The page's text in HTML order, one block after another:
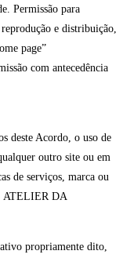
Permissão para
e distribuição,
page”
com antecedência
deste Acordo, o uso de
outro site ou em
de serviços, marca ou
ATELIER DA
propriamente dito,